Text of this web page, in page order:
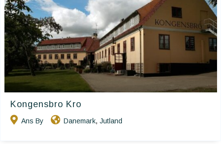
Kongensbro Kro
Ans By Danemark, Jutland